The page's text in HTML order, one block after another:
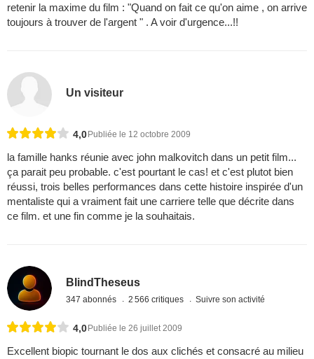
retenir la maxime du film : "Quand on fait ce qu'on aime , on arrive
toujours à trouver de l'argent " . A voir d'urgence...!!
Un visiteur
4,0 Publiée le 12 octobre 2009
la famille hanks réunie avec john malkovitch dans un petit film...
ça parait peu probable. c'est pourtant le cas! et c'est plutot bien
réussi, trois belles performances dans cette histoire inspirée d'un
mentaliste qui a vraiment fait une carriere telle que décrite dans
ce film. et une fin comme je la souhaitais.
BlindTheseus
347 abonnés 2 566 critiques Suivre son activité
4,0 Publiée le 26 juillet 2009
Excellent biopic tournant le dos aux clichés et consacré au milieu